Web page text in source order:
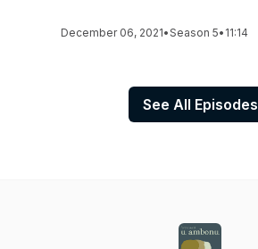
December 06, 2021•Season 5• 11:14
See All Episodes